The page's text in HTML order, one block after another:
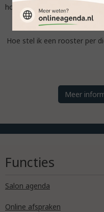
houdt over je
Hoe stel ik een rooster per
Meer
Functies
Salon agenda
Online afspraken